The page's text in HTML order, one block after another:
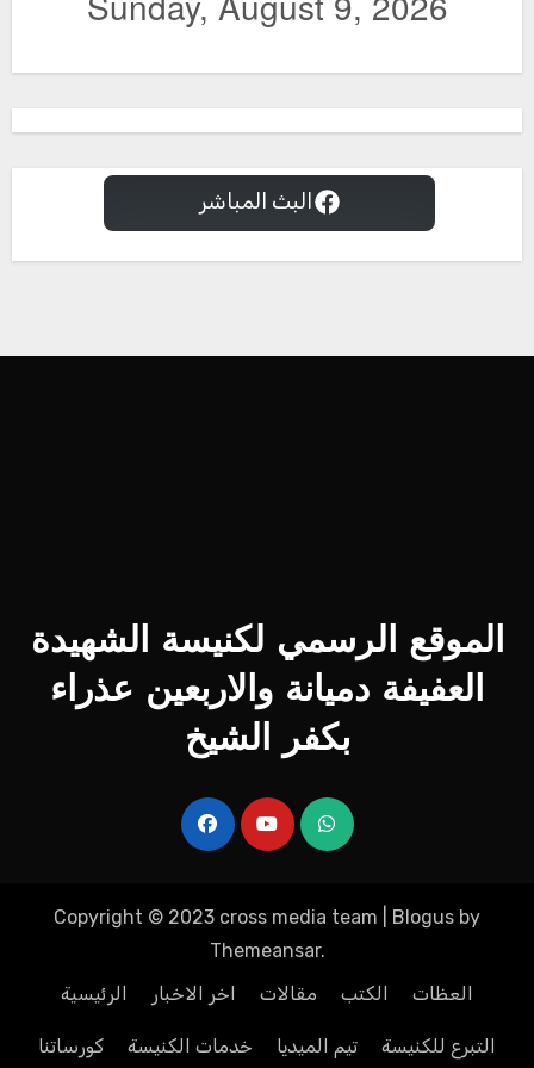
البث المباشر
الموقع الرسمي لكنيسة الشهيدة
العفيفة دميانة والاربعين عذراء
بكفر الشيخ
Copyright © 2023 cross media team Blogus by
Themeansar.
الرئيسية
اخر الاخبار مقالات الكتب العظات
كورساتنا خدمات الكنيسة تيم الميديا التبرع للكنيسة